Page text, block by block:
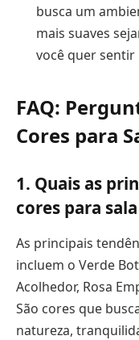
busca um
mais suaves
você quer sentir
FAQ:
Cores para
1. Quais as
cores para
As principais
incluem o Verde
Acolhedor, Rosa
São cores que
natureza,